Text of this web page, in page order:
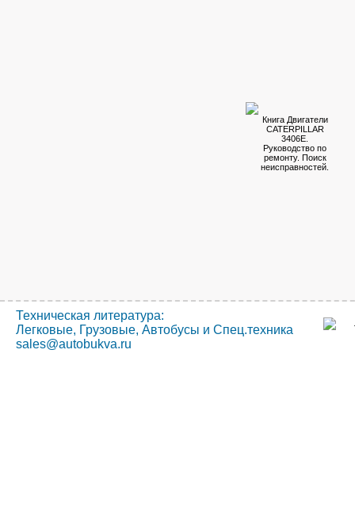
Книга Двигатели
CATERPILLAR
3406E.
Руководство по
ремонту. Поиск
неисправностей.
Техническая литература:
Легковые, Грузовые, Автобусы и Спец.техника
sales@autobukva.ru